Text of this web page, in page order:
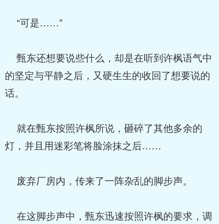
“可是……”
甄东还想要说些什么，却是在听到许枫语气中
的坚定与平静之后，又硬生生的收回了想要说的
话。
就在甄东按照许枫所说，砸碎了其他多余的
灯，并且用迷彩笔将脸涂抹之后……
废弃厂房内，传来了一阵杂乱的脚步声。
在这脚步声中，甄东迅速按照许枫的要求，调